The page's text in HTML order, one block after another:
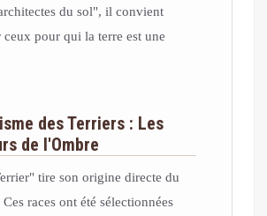
du sol", il convient
pour qui la terre est une
des Terriers : Les
de l'Ombre
tire son origine directe du
Ces races ont été sélectionnées